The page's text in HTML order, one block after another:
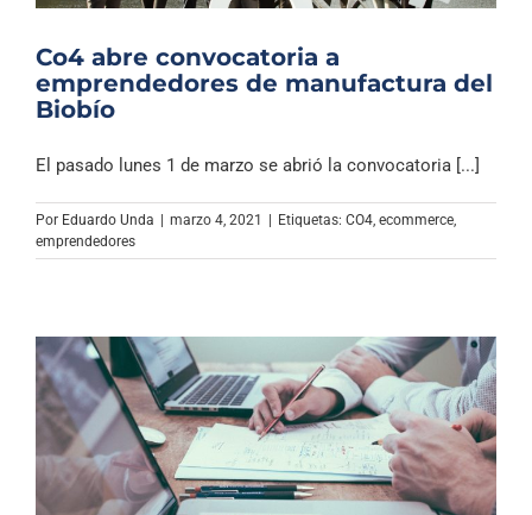
Co4 abre convocatoria a
emprendedores de manufactura del
Biobío
El pasado lunes 1 de marzo se abrió la convocatoria [...]
Por Eduardo Unda marzo 4, 2021 Etiquetas: CO4, ecommerce,
emprendedores